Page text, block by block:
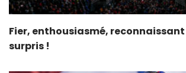
Fier, enthousiasmé,
surpris !